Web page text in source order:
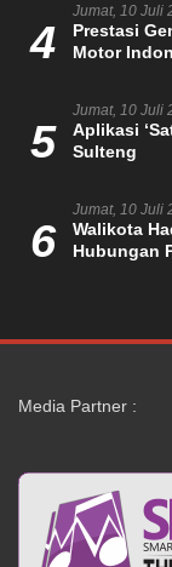
4
Jumat, 10 Juli
Prestasi
Motor
5
Jumat, 10 Juli
Aplikasi
Sulteng
6
Jumat, 10 Juli
Walikota
Hubungan
Media Partner :